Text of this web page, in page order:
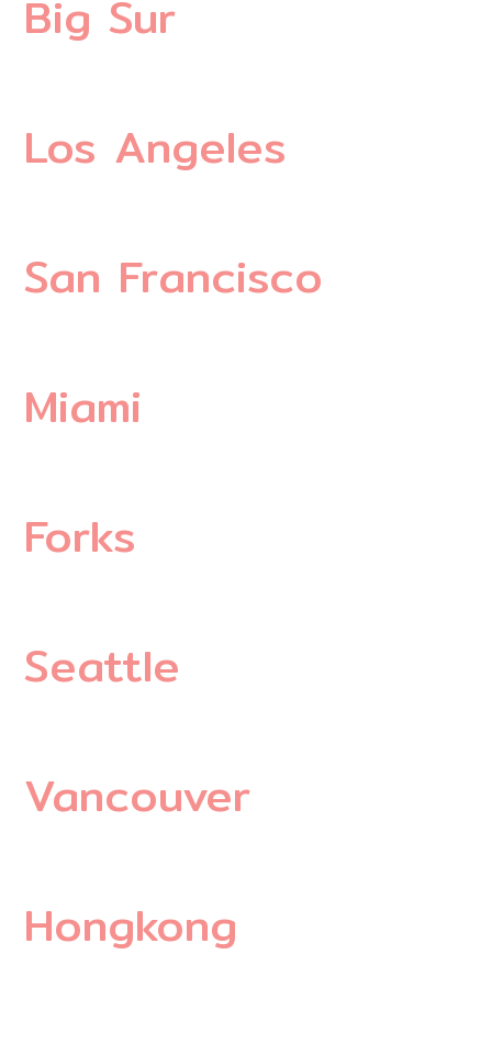
Big Sur
Los Angeles
San Francisco
Miami
Forks
Seattle
Vancouver
Hongkong